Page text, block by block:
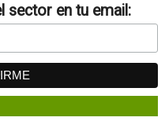
sector en tu email: